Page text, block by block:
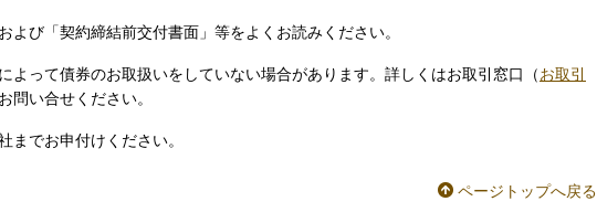
よび「契約締結前交付書面」等をよくお読みください。
よって債券のお取扱いをしていない場合があります。詳しくはお取引窓口（お取引
問い合せください。
までお申付けください。
ページトップへ戻る